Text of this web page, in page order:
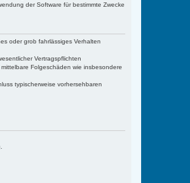
der Software für bestimmte Zwecke
oder grob fahrlässiges Verhalten
Vertragspflichten
Folgeschäden wie insbesondere
typischerweise vorhersehbaren